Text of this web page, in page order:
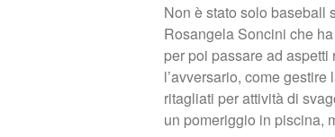
Non è stato solo baseball
Rosangela Soncini che
per poi passare ad
l’avversario, come
ritagliati per attività di
un pomeriggio in piscina,